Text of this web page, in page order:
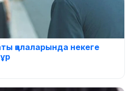
қалаларында некеге